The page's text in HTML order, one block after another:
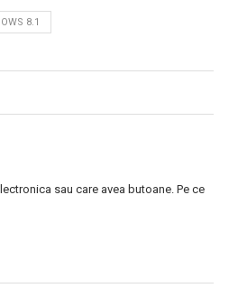
8.1
sau care avea butoane. Pe ce